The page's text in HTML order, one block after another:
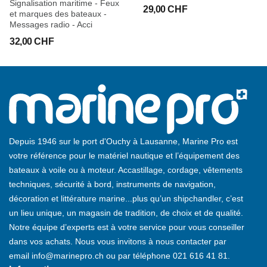
Les caractéristiques des feux
Les différents types de feux
Les feux de secteurs
Etude de cas : l'entrée de la rade de Lorient
Quiz
CHAPITRE 4. Amers et signaux d'information
Des amers pour se repérer et se guider
Les signaux d'entrée et de sortie de port et d'écluse
CHAPITRE 5. Feux et marques d'information
Signalisation maritime - Feux
et marques des bateaux -
Messages radio - Acci
32,00 CHF
29,00 CHF
Depuis 1946 sur le port d'Ouchy à Lausanne, Marine Pro est
votre référence pour le matériel nautique et l’équipement des
bateaux à voile ou à moteur. Accastillage, cordage, vêtements
techniques, sécurité à bord, instruments de navigation,
décoration et littérature marine...plus qu’un shipchandler, c’est
un lieu unique, un magasin de tradition, de choix et de qualité.
Notre équipe d’experts est à votre service pour vous conseiller
dans vos achats. Nous vous invitons à nous contacter par
email info@marinepro.ch ou par téléphone 021 616 41 81